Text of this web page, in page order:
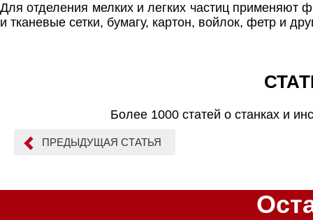
Для отделения мелких и легких частиц применяют
и тканевые сетки, бумагу, картон, войлок, фетр и
Более 1000 статей о станках и
ПРЕДЫДУЩАЯ СТАТЬЯ